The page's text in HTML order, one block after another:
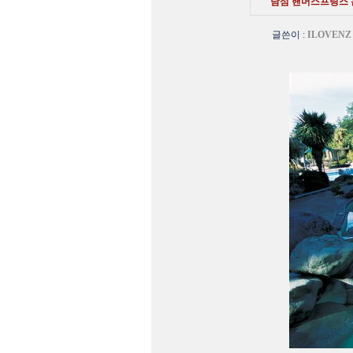
글쓴이 : ILOVENZ